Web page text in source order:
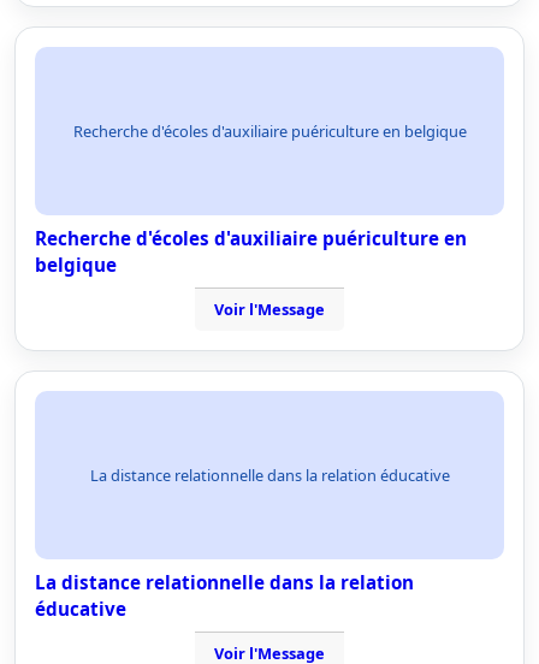
Recherche d'écoles d'auxiliaire puériculture en belgique
Recherche d'écoles d'auxiliaire puériculture en
belgique
Voir l'Message
La distance relationnelle dans la relation éducative
La distance relationnelle dans la relation
éducative
Voir l'Message